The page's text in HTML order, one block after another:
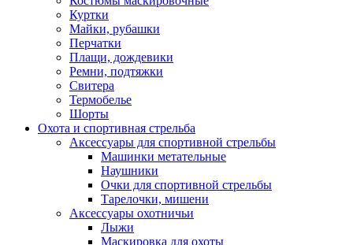
Куртки
Майки, рубашки
Перчатки
Плащи, дождевики
Ремни, подтяжки
Свитера
Термобелье
Шорты
Охота и спортивная стрельба
Аксессуары для спортивной стрельбы
Машинки метательные
Наушники
Очки для спортивной стрельбы
Тарелочки, мишени
Аксессуары охотничьи
Лыжи
Маскировка для охоты